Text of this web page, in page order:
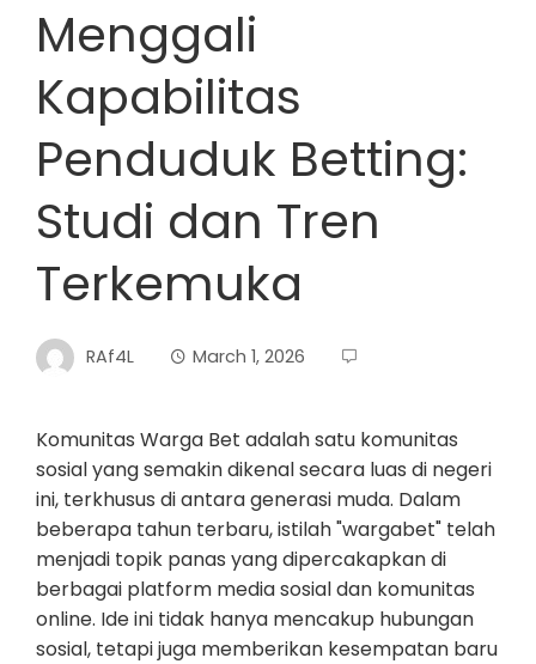
Menggali
Kapabilitas
Penduduk Betting:
Studi dan Tren
Terkemuka
RAf4L March 1, 2026
Komunitas Warga Bet adalah satu komunitas
sosial yang semakin dikenal secara luas di negeri
ini, terkhusus di antara generasi muda. Dalam
beberapa tahun terbaru, istilah "wargabet" telah
menjadi topik panas yang dipercakapkan di
berbagai platform media sosial dan komunitas
online. Ide ini tidak hanya mencakup hubungan
sosial, tetapi juga memberikan kesempatan baru